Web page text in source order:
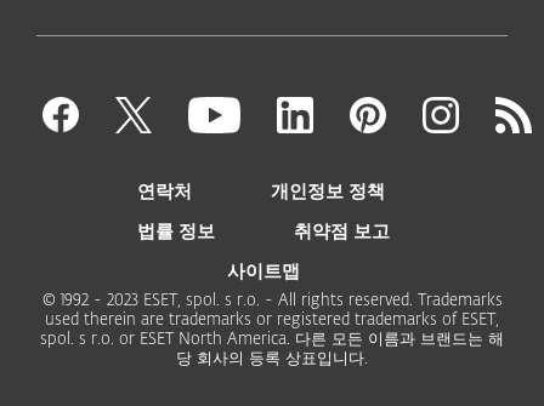
연락처
개인정보 정책
법률 정보
취약점 보고
사이트맵
© 1992 - 2023 ESET, spol. s r.o. - All rights reserved. Trademarks
used therein are trademarks or registered trademarks of ESET,
spol. s r.o. or ESET North America. 다른 모든 이름과 브랜드는 해
당 회사의 등록 상표입니다.